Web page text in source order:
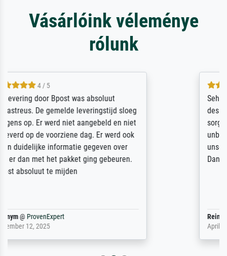
Vásárlóink véleménye
rólunk
Sehr gute Qualität des Leinwanddrucks und
des Rahmens! Unser Bild wurde sehr
sorgfältig und sicher verpackt, so dass es
unbeschadet bei uns ankam. Es wird nicht
unser letzter Meisterdruck sein. Vielen
Dank!
Reinhold,
April 22, 2026